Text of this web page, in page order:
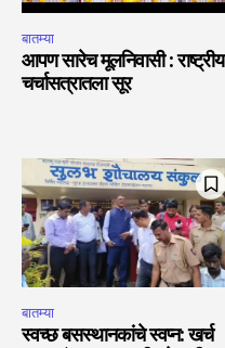
बातम्या
आपण सारेच मूलनिवासी : राष्ट्रीय
चर्चासत्रातला सूर
बातम्या
स्वच्छ बसस्थानकांचे स्वप्न: खर्च